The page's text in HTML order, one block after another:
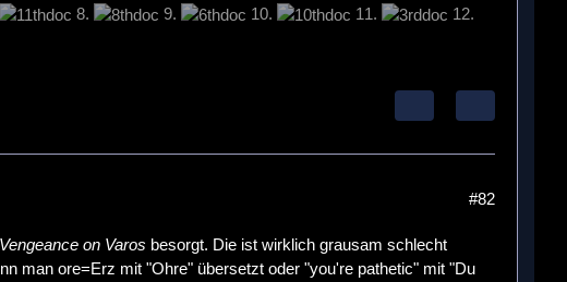
8. 9. 10. 11. 12.
#82
Vengeance on Varos besorgt. Die ist wirklich grausam schlecht
man ore=Erz mit "Ohre" übersetzt oder "you're pathetic" mit "Du